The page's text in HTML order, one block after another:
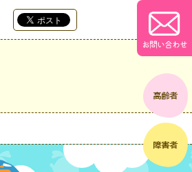
お問い合わせ